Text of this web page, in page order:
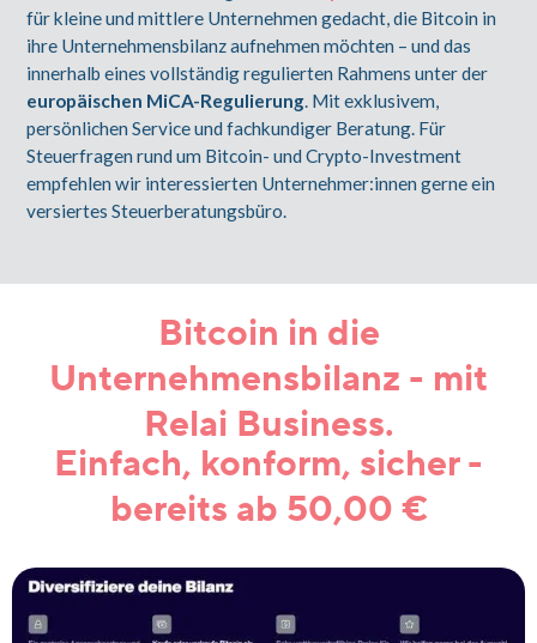
für kleine und mittlere Unternehmen gedacht, die Bitcoin in
ihre Unternehmensbilanz aufnehmen möchten –und das
innerhalb eines vollständig regulierten Rahmens unter der
europäischen MiCA-Regulierung. Mit exklusivem,
persönlichen Service und fachkundiger Beratung. Für
Steuerfragen rund um Bitcoin- und Crypto-Investment
empfehlen wir interessierten Unternehmer:innen gerne ein
versiertes Steuerberatungsbüro.
Bitcoin in die
Unternehmensbilanz - mit
Relai Business.
Einfach, konform, sicher -
bereits ab 50,00 €